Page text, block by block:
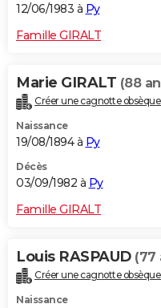
12/06/1983 à Py
Famille GIRALT
Marie GIRALT (88
Créer une cagnotte
Naissance
19/08/1894 à Py
Décès
03/09/1982 à Py
Famille GIRALT
Louis RASPAUD (77
Créer une cagnotte
Naissance